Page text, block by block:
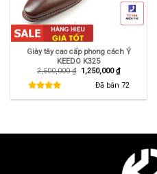
Giày tây cao cấp phong cách Ý
KEEDO K325
2,500,000₫ Giá
gốc
2,500,000 ₫.
1,250,000₫Giá
hiện
tại
là:
1,250,000 ₫.
Đã bán 72